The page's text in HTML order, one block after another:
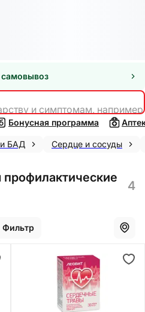
самовывоз
и симптомам,
Бонусная программа
и БАД Сердце и сосуды
4
Фильтр